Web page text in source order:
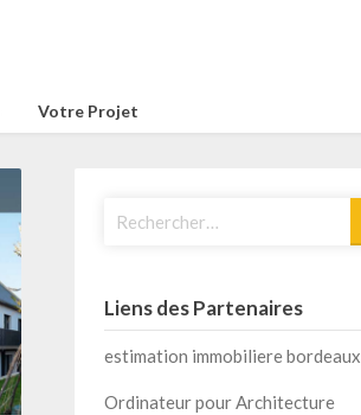
Votre Projet
Liens des Partenaires
estimation immobiliere bordeaux
Ordinateur pour Architecture